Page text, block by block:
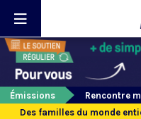
Émissions
Rencontre
Des familles du monde